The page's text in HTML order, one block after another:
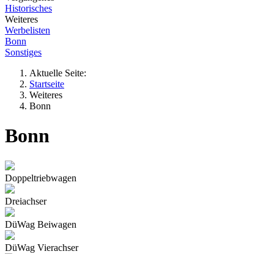
Historisches
Weiteres
Werbelisten
Bonn
Sonstiges
Aktuelle Seite:
Startseite
Weiteres
Bonn
Bonn
Doppeltriebwagen
Dreiachser
DüWag Beiwagen
DüWag Vierachser